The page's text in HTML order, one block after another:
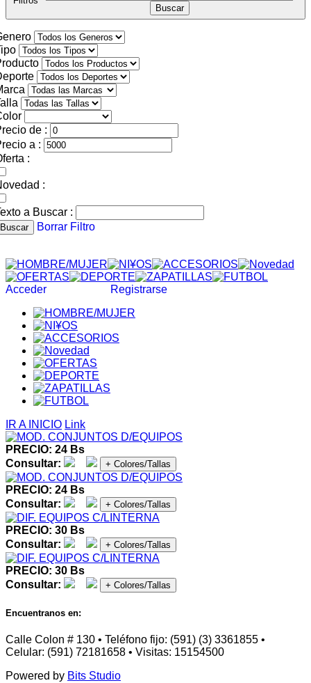
de :
a :
:
:
a Buscar :
Buscar Borrar Filtro
Acceder Registrarse
IR A INICIO Link
PRECIO: 24 Bs
Consultar:
+ Colores/Tallas
PRECIO: 24 Bs
Consultar:
+ Colores/Tallas
PRECIO: 30 Bs
Consultar:
+ Colores/Tallas
PRECIO: 30 Bs
Consultar:
+ Colores/Tallas
Encuentranos en:
Calle Colon # 130 • Teléfono fijo: (591) (3) 3361855 •
Celular: (591) 72181658 • Visitas: 15154500
Powered by Bits Studio